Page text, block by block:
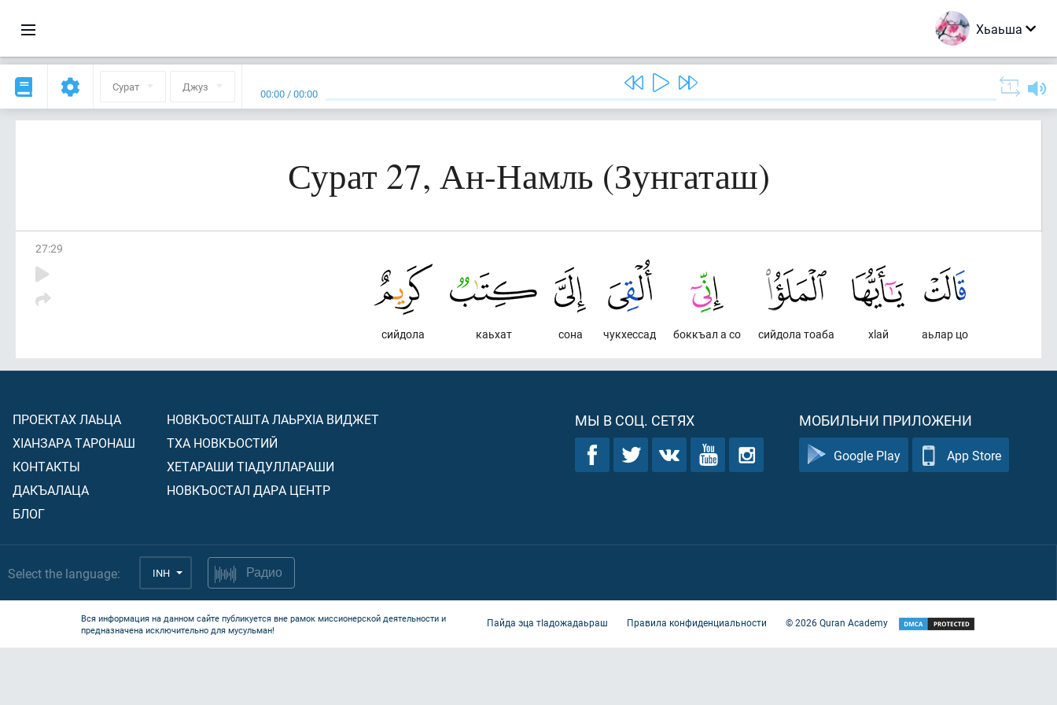
Хьаьша
Сурат Джуз 00:00 /00:00
Сурат 27, Ан-Намль (Зунгаташ)
27:29
аьлар цо
хlай
сийдола тоаба
боккъал а со
чукхессад
сона
каьхат
сийдола
ПРОЕКТАХ ЛАЬЦА
ХIАНЗАРА ТАРОНАШ
КОНТАКТЫ
ДАКЪАЛАЦА
БЛОГ
НОВКЪОСТАШТА ЛАЬРХIА ВИДЖЕТ
ТХА НОВКЪОСТИЙ
ХЕТАРАШИ ТIАДУЛЛАРАШИ
НОВКЪОСТАЛ ДАРА ЦЕНТР
МЫ В СОЦ. СЕТЯХ МОБИЛЬНИ ПРИЛОЖЕНИ
Google Play App Store
Select the language: INH Радио
Вся информация на данном сайте публикуется вне рамок миссионерской деятельности и
предназначена исключительно для мусульман!
Пайда эца тIадожадаьраш Правила конфиденциальности ©2026Quran Academy